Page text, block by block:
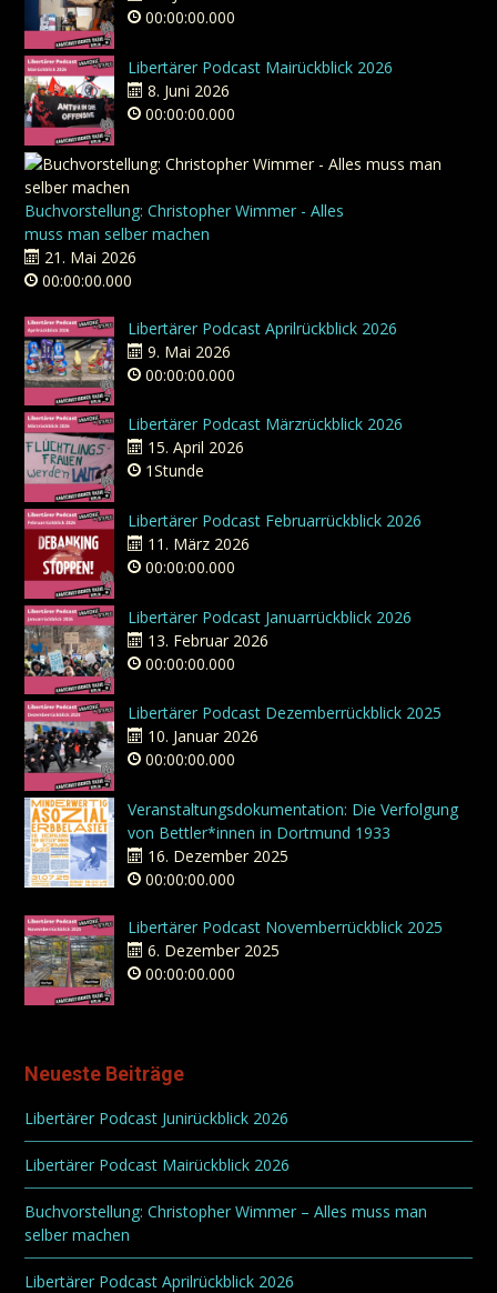
00:00:00.000
Libertärer Podcast Mairückblick 2026
8. Juni 2026
00:00:00.000
Buchvorstellung: Christopher Wimmer - Alles
muss man selber machen
21. Mai 2026
00:00:00.000
Libertärer Podcast Aprilrückblick 2026
9. Mai 2026
00:00:00.000
Libertärer Podcast Märzrückblick 2026
15. April 2026
1Stunde
Libertärer Podcast Februarrückblick 2026
11. März 2026
00:00:00.000
Libertärer Podcast Januarrückblick 2026
13. Februar 2026
00:00:00.000
Libertärer Podcast Dezemberrückblick 2025
10. Januar 2026
00:00:00.000
Veranstaltungsdokumentation: Die Verfolgung
von Bettler*innen in Dortmund 1933
16. Dezember 2025
00:00:00.000
Libertärer Podcast Novemberrückblick 2025
6. Dezember 2025
00:00:00.000
Neueste Beiträge
Libertärer Podcast Junirückblick 2026
Libertärer Podcast Mairückblick 2026
Buchvorstellung: Christopher Wimmer – Alles muss man
selber machen
Libertärer Podcast Aprilrückblick 2026